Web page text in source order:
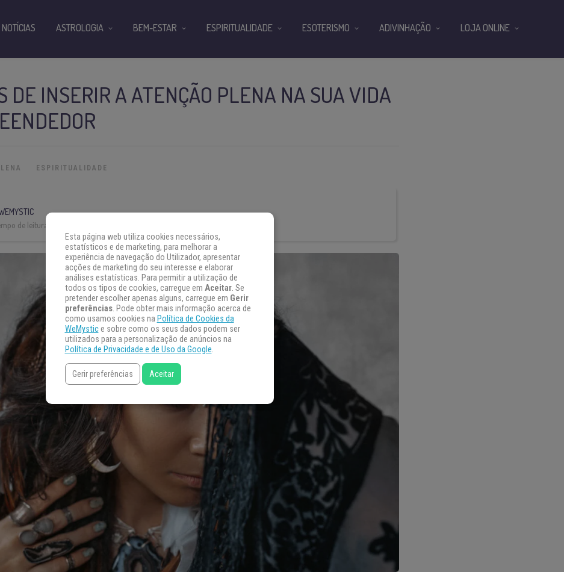
DE INSERIR A ATENÇÃO PLENA NA SUA VIDA
ESPIRITUALIDADE
de leitura:
NOTÍCIAS ASTROLOGIA BEM-ESTAR ESPIRITUALIDADE ESOTERISMO ADIVINHAÇÃO LOJA ONLINE
Esta página web utiliza cookies necessários,
estatísticos e de marketing, para melhorar a
experiência de navegação do Utilizador, apresentar
acções de marketing do seu interesse e elaborar
análises estatísticas. Para permitir a utilização de
todos os tipos de cookies, carregue em Aceitar. Se
pretender escolher apenas alguns, carregue em Gerir
preferências. Pode obter mais informação acerca de
como usamos cookies na Política de Cookies da
WeMystice sobre como os seus dados podem ser
utilizados para a personalização de anúncios na
Política de Privacidade e de Uso da Google.
Gerir preferências Aceitar